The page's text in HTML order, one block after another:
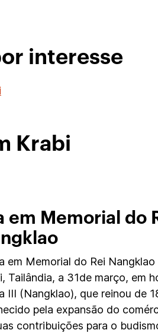
interesse
Krabi
em Memorial do
em Memorial do Rei
Tailândia, a 31de março, em
III (Nangklao), que reinou de
pela expansão do
contribuições para o